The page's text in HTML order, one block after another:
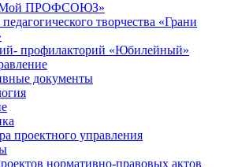
ПРОФСОЮЗ»
творчества «Грани
профилакторий «Юбилейный»
документы
проектного управления
нормативно-правовых актов